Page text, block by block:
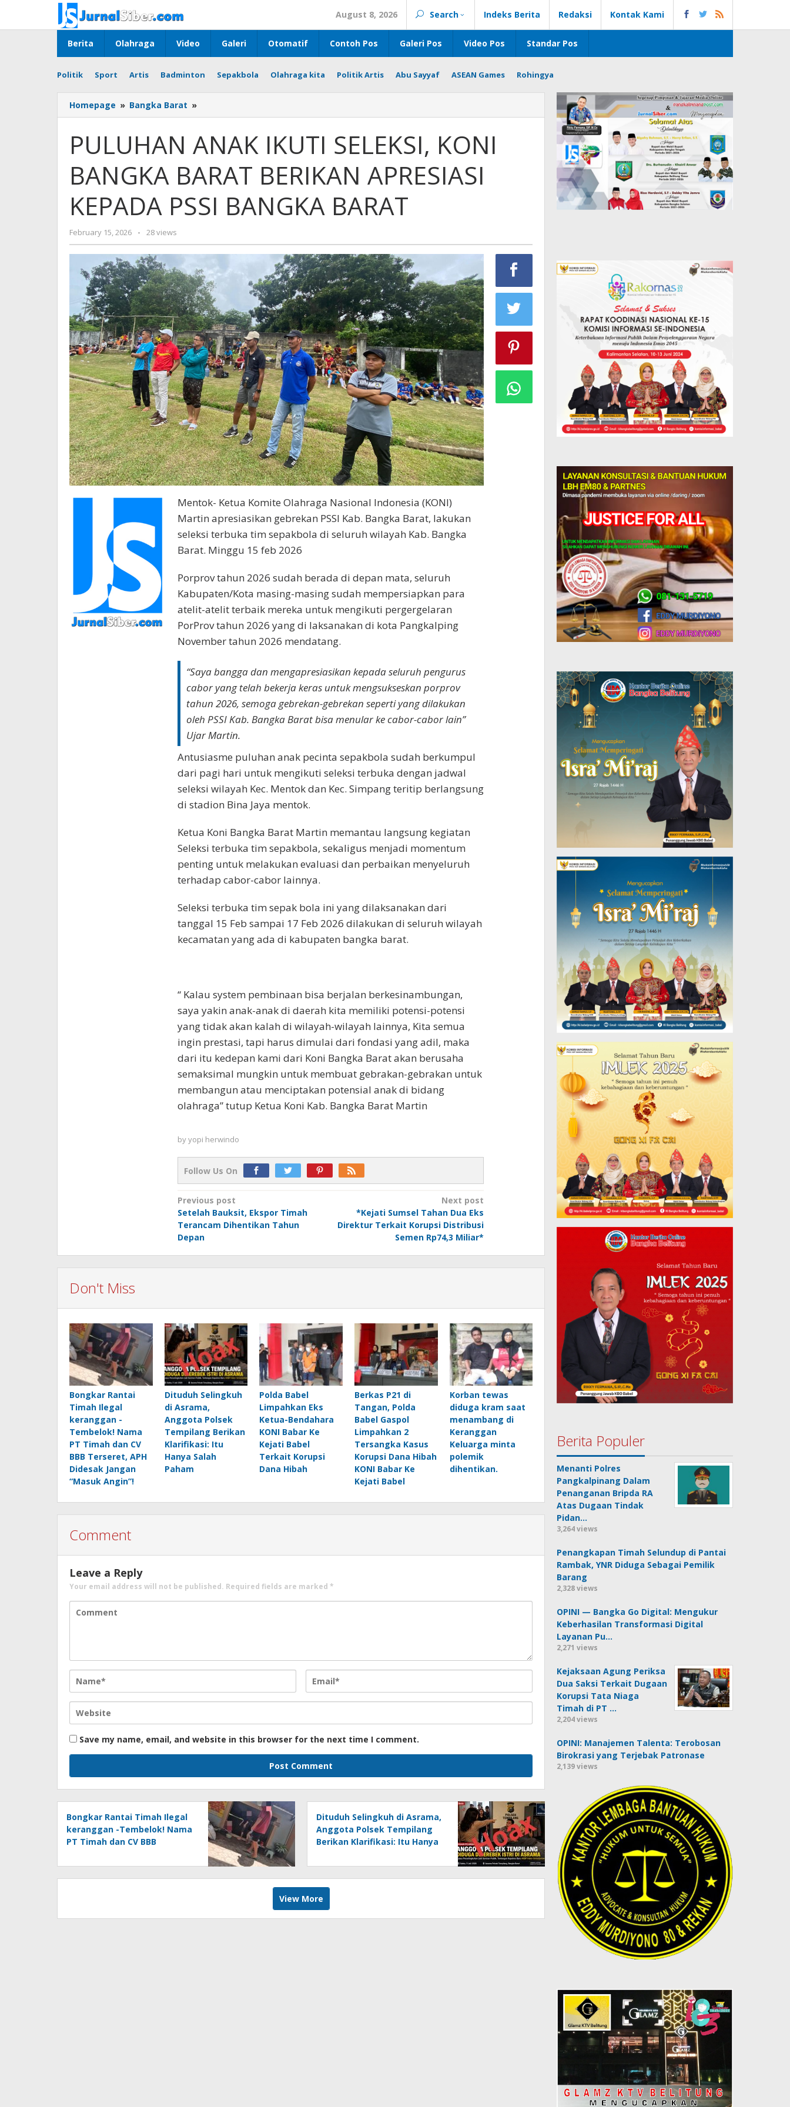
content
August 8, 2026 Search Indeks Berita Redaksi Kontak Kami
Berita Olahraga Video Galeri Otomatif Contoh Pos Galeri Pos Video Pos Standar Pos
Politik Sport Artis Badminton Sepakbola Olahraga kita Politik Artis Abu Sayyaf ASEAN Games Rohingya
Homepage » Bangka Barat »
ANAK
SELEKSI,
KONI
BANGKA
BARAT
APRESIASI
KEPADA
BARAT
PULUHAN ANAK IKUTI SELEKSI, KONI
BANGKA BARAT BERIKAN APRESIASI
KEPADA PSSI BANGKA BARAT
February 15, 2026
by
yopi
herwindo
- 28 views
Mentok- Ketua Komite Olahraga Nasional Indonesia (KONI)
Martin apresiasikan gebrekan PSSI Kab. Bangka Barat, lakukan
seleksi terbuka tim sepakbola di seluruh wilayah Kab. Bangka
Barat. Minggu 15 feb 2026
Porprov tahun 2026 sudah berada di depan mata, seluruh
Kabupaten/Kota masing-masing sudah mempersiapkan para
atelit-atelit terbaik mereka untuk mengikuti pergergelaran
PorProv tahun 2026 yang di laksanakan di kota Pangkalping
November tahun 2026 mendatang.
“Saya bangga dan mengapresiasikan kepada seluruh pengurus
cabor yang telah bekerja keras untuk mengsukseskan porprov
tahun 2026, semoga gebrekan-gebrekan seperti yang dilakukan
oleh PSSI Kab. Bangka Barat bisa menular ke cabor-cabor lain”
Ujar Martin.
Antusiasme puluhan anak pecinta sepakbola sudah berkumpul
dari pagi hari untuk mengikuti seleksi terbuka dengan jadwal
seleksi wilayah Kec. Mentok dan Kec. Simpang teritip berlangsung
di stadion Bina Jaya mentok.
Ketua Koni Bangka Barat Martin memantau langsung kegiatan
Seleksi terbuka tim sepakbola, sekaligus menjadi momentum
penting untuk melakukan evaluasi dan perbaikan menyeluruh
terhadap cabor-cabor lainnya.
Seleksi terbuka tim sepak bola ini yang dilaksanakan dari
tanggal 15 Feb sampai 17 Feb 2026 dilakukan di seluruh wilayah
kecamatan yang ada di kabupaten bangka barat.
“ Kalau system pembinaan bisa berjalan berkesinambungan,
saya yakin anak-anak di daerah kita memiliki potensi-potensi
yang tidak akan kalah di wilayah-wilayah lainnya, Kita semua
ingin prestasi, tapi harus dimulai dari fondasi yang adil, maka
dari itu kedepan kami dari Koni Bangka Barat akan berusaha
semaksimal mungkin untuk membuat gebrakan-gebrakan untuk
membangun atau menciptakan potensial anak di bidang
olahraga” tutup Ketua Koni Kab. Bangka Barat Martin
byyopi herwindo
Follow Us On
Post
navigation
Previous post
Setelah Bauksit, Ekspor Timah
Terancam Dihentikan Tahun
Depan
Next post
*Kejati Sumsel Tahan Dua Eks
Direktur Terkait Korupsi Distribusi
Semen Rp74,3 Miliar*
Don't Miss
Bongkar Rantai
Timah Ilegal
keranggan -
Tembelok! Nama
PT Timah dan CV
BBB Terseret, APH
Didesak Jangan
“Masuk Angin”!
Dituduh Selingkuh
di Asrama,
Anggota Polsek
Tempilang Berikan
Klarifikasi: Itu
Hanya Salah
Paham
Polda Babel
Limpahkan Eks
Ketua-Bendahara
KONI Babar Ke
Kejati Babel
Terkait Korupsi
Dana Hibah
Berkas P21 di
Tangan, Polda
Babel Gaspol
Limpahkan 2
Tersangka Kasus
Korupsi Dana Hibah
KONI Babar Ke
Kejati Babel
Korban tewas
diduga kram saat
menambang di
Keranggan
Keluarga minta
polemik
dihentikan.
Comment
Leave a Reply
Your email address will not be published. Required fields are marked *
Save my name, email, and website in this browser for the next time I comment.
Bongkar Rantai Timah Ilegal
keranggan -Tembelok! Nama
PT Timah dan CV BBB
Jangan “Masuk Angin”!
Dituduh Selingkuh di Asrama,
Anggota Polsek Tempilang
Berikan Klarifikasi: Itu Hanya
View More
Berita Populer
Menanti Polres
Pangkalpinang Dalam
Penanganan Bripda RA
Atas Dugaan Tindak
Pidan…
3,264 views
Penangkapan Timah Selundup di Pantai
Rambak, YNR Diduga Sebagai Pemilik
Barang
2,328 views
OPINI — Bangka Go Digital: Mengukur
Keberhasilan Transformasi Digital
Layanan Pu…
2,271 views
Kejaksaan Agung Periksa
Dua Saksi Terkait Dugaan
Korupsi Tata Niaga
Timah di PT …
2,204 views
OPINI: Manajemen Talenta: Terobosan
Birokrasi yang Terjebak Patronase
2,139 views